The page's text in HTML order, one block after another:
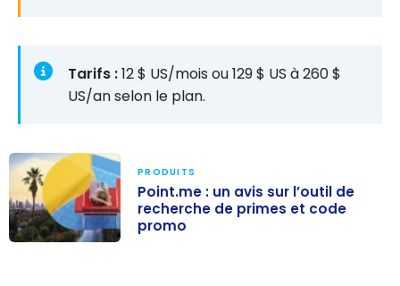
Tarifs :12 $ US/mois ou 129 $ US à 260 $
US/an selon le plan.
PRODUITS
Point.me : un avis sur l’outil de
recherche de primes et code
promo